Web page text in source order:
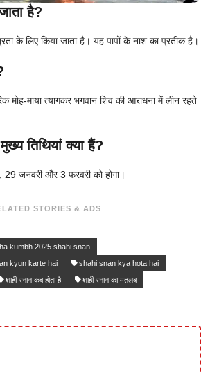
है?
के लिए किया जाता है। यह पापों के नाश का प्रतीक है।
मोह-माया त्यागकर भगवान शिव की आराधना में लीन रहते
तिथियां क्या हैं?
जनवरी और 3 फरवरी को होगा।
STORIES & ADS
kumbh 2025 shahi snan
kyun karte hai
shahi snan kya hota hai
शाही स्नान कब होता है
शाही स्नान का मतलब